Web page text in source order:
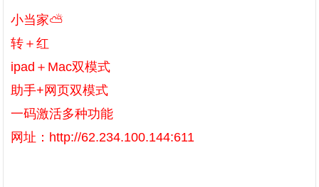
小当家⛅️
转＋红
ipad＋Mac双模式
助手+网页双模式
一码激活多种功能
网址：http://62.234.100.144:611